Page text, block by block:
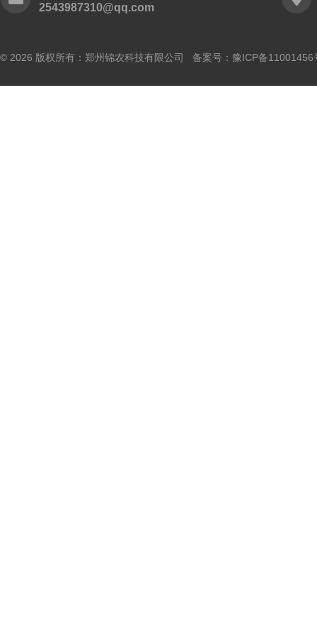
2543987310@qq.com
© 2026 版权所有：郑州锦农科技有限公司 备案号： 豫ICP备11001456